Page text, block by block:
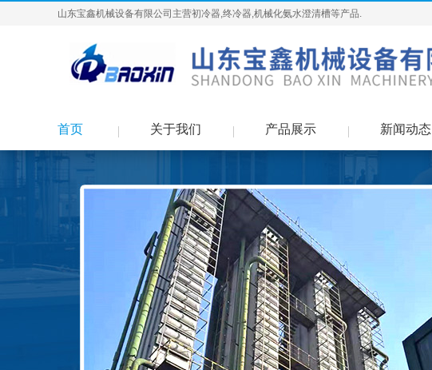
山东宝鑫机械设备有限公司主营初冷器,终冷器,机械化氨水澄清槽等产品.
首页 关于我们 产品展示 新闻动态